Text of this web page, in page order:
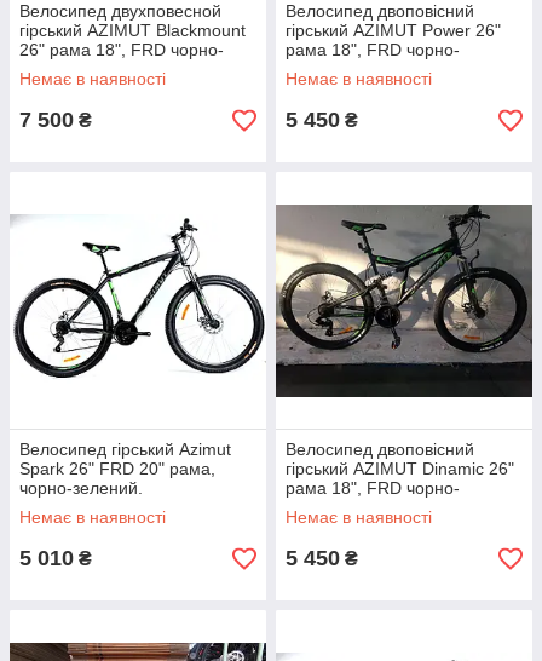
Велосипед двухповесной
гірський AZIMUT Blackmount
26" рама 18", FRD чорно-
червоний
Немає в наявності
7 500 ₴
Велосипед двоповісний
гірський AZIMUT Power 26"
рама 18", FRD чорно-
червоний
Немає в наявності
5 450 ₴
Велосипед гірський Azimut
Spark 26" FRD 20" рама,
чорно-зелений.
Немає в наявності
5 010 ₴
Велосипед двоповісний
гірський AZIMUT Dinamic 26"
рама 18", FRD чорно-
зелений
Немає в наявності
5 450 ₴